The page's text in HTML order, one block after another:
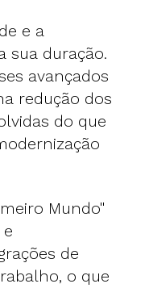
e a
sua duração.
avançados
redução dos
do que
Mundo"
de
o que